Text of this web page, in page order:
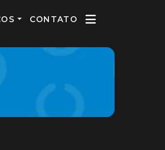
CONTATO